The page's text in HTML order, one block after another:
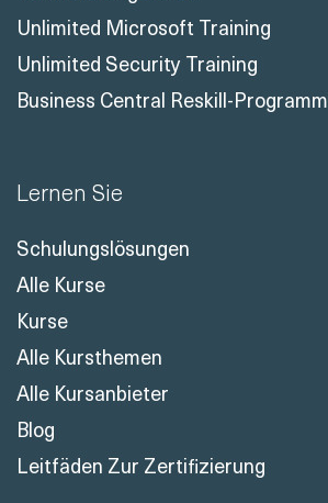
Unlimited Microsoft Training
Unlimited Security Training
Business Central Reskill-Programm
Lernen Sie
Schulungslösungen
Alle Kurse
Kurse
Alle Kursthemen
Alle Kursanbieter
Blog
Leitfäden Zur Zertifizierung